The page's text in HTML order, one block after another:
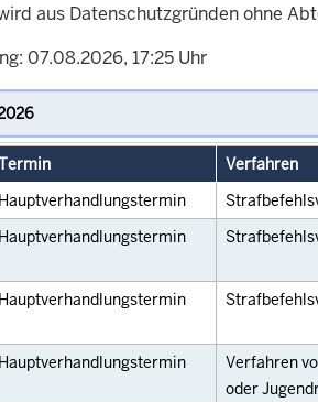
aus Datenschutzgründen ohne
07.08.2026, 17:25 Uhr
Verfahren
Hauptverhandlungstermin
Hauptverhandlungstermin
Hauptverhandlungstermin
Hauptverhandlungstermin
Verfahren
oder